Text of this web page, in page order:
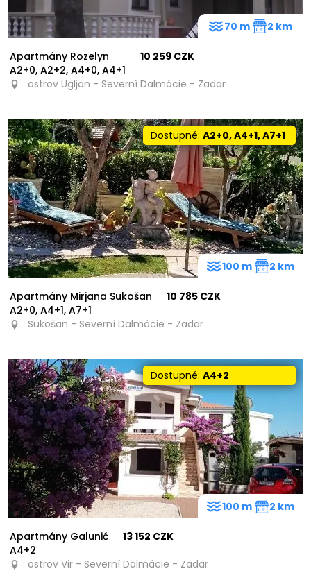
Apartmány Rozelyn
A2+0, A2+2, A4+0, A4+1
10 259 CZK
ostrov Ugljan - Severní Dalmácie - Zadar
70 m 2 km
Dostupné:A2+0, A4+1, A7+1
Apartmány Mirjana Sukošan
A2+0, A4+1, A7+1
10 785 CZK
Sukošan - Severní Dalmácie - Zadar
100 m 2 km
Dostupné:A4+2
Apartmány Galunić
A4+2
13 152 CZK
ostrov Vir - Severní Dalmácie - Zadar
100 m 2 km